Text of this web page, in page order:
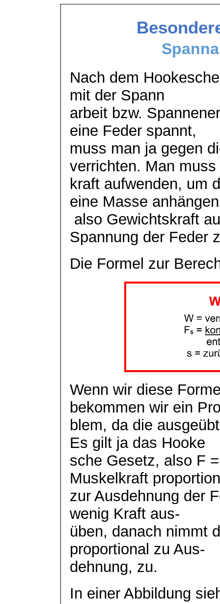
Nach dem
mit der Spann
arbeit bzw.
eine Feder spannt,
muss man ja gegen
verrichten. Man
kraft aufwenden, um
eine Masse
also Gewichtskraft
Spannung der Feder
Die Formel zur
Wenn wir diese
bekommen wir ein
blem, da die
Es gilt ja das Hooke
sche Gesetz, also F
Muskelkraft
zur Ausdehnung der
wenig Kraft aus-
üben, danach nimmt
proportional zu Aus-
dehnung, zu.
In einer Abbildung